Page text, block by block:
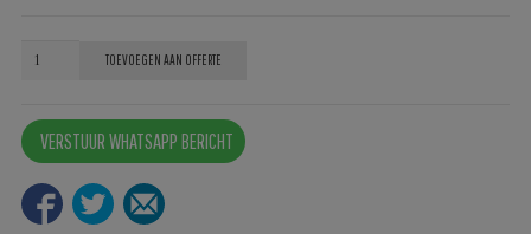
Reserveertafel
TOEVOEGEN AAN OFFERTE
VERSTUUR WHATSAPP BERICHT